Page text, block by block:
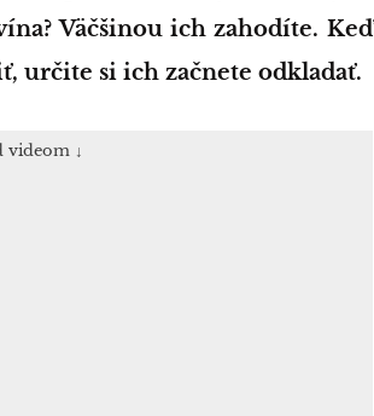
Väčšinou ich zahodíte. Keď
určite si ich začnete odkladať.
videom ↓